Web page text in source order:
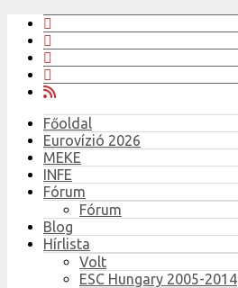
Főoldal
Eurovízió 2026
MEKE
INFE
Fórum
Fórum
Blog
Hírlista
Volt
ESC Hungary 2005-2014